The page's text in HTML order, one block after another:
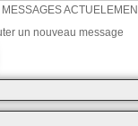
un nouveau message